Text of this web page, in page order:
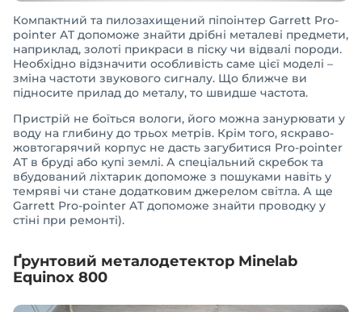
Компактний та пилозахищений піпоінтер Garrett Pro-
pointer AT допоможе знайти дрібні металеві предмети,
наприклад, золоті прикраси в піску чи відвалі породи.
Необхідно відзначити особливість саме цієї моделі –
зміна частоти звукового сигналу. Що ближче ви
підносите прилад до металу, то швидше частота.
Пристрій не боїться вологи, його можна занурювати у
воду на глибину до трьох метрів. Крім того, яскраво-
жовтогарячий корпус не дасть загубитися Pro-pointer
AT в бруді або купі землі. А спеціальний скребок та
вбудований ліхтарик допоможе з пошуками навіть у
темряві чи стане додатковим джерелом світла. А ще
Garrett Pro-pointer AT допоможе знайти проводку у
стіні при ремонті).
Ґрунтовий металодетектор Minelab
Equinox 800